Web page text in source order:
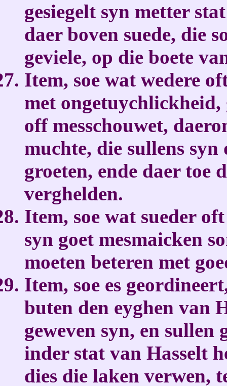
gesiegelt syn metter
daer boven suede, die
geviele, op die boete
Item, soe wat wedere
met ongetuychlickheid,
off messchouwet,
muchte, die sullens syn
groeten, ende daer toe
verghelden.
Item, soe wat sueder
syn goet mesmaicken
moeten beteren met
Item, soe es
buten den eyghen van
geweven syn, en sullen
inder stat van Hasselt
dies die laken verwen,